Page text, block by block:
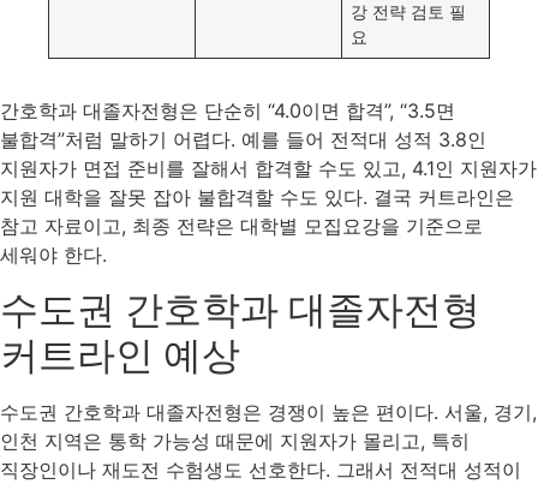
강 전략 검토 필
요
간호학과 대졸자전형은 단순히 “4.0이면 합격”, “3.5면
불합격”처럼 말하기 어렵다. 예를 들어 전적대 성적 3.8인
지원자가 면접 준비를 잘해서 합격할 수도 있고, 4.1인 지원자가
지원 대학을 잘못 잡아 불합격할 수도 있다. 결국 커트라인은
참고 자료이고, 최종 전략은 대학별 모집요강을 기준으로
세워야 한다.
수도권 간호학과 대졸자전형
커트라인 예상
수도권 간호학과 대졸자전형은 경쟁이 높은 편이다. 서울, 경기,
인천 지역은 통학 가능성 때문에 지원자가 몰리고, 특히
직장인이나 재도전 수험생도 선호한다. 그래서 전적대 성적이